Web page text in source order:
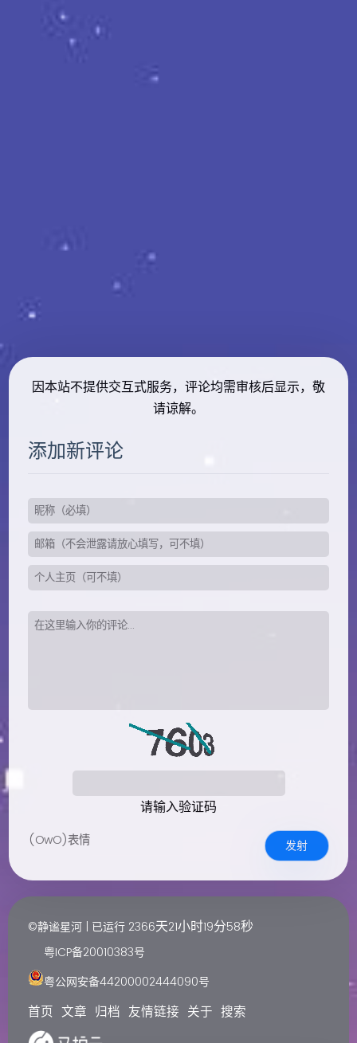
因本站不提供交互式服务，评论均需审核后显示，敬
请谅解。
添加新评论
请输入验证码
(OwO)表情 发射
©静谧星河 | 已运行 2366天21小时19分58秒
粤ICP备20010383号
粤公网安备44200002444090号
首页 文章 归档 友情链接 关于 搜索